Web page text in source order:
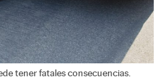
tener fatales consecuencias.